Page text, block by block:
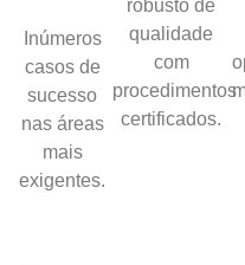
Inúmeros
casos de
sucesso
nas áreas
mais
exigentes.
robusto de
qualidade
com
procedimentos
certificados.